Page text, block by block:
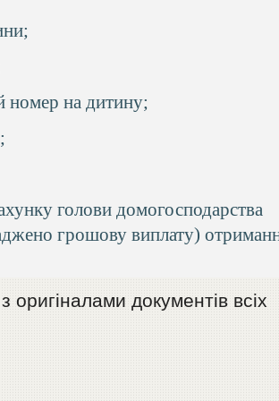
номер на дитину;
голови домогосподарства
грошову виплату)
документів всіх